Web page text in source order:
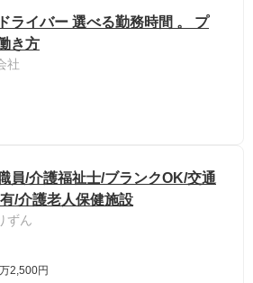
ライバー 選べる勤務時間 。 プ
き方
社
員/介護福祉士/ブランクOK/交通
/介護老人保健施設
ずん
2,500円